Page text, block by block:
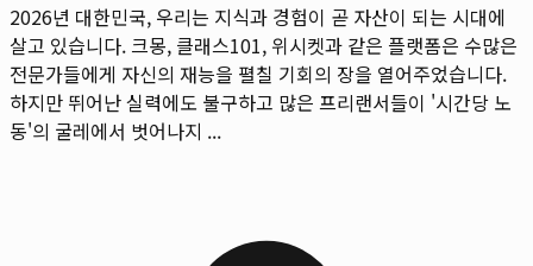
2026년 대한민국, 우리는 지식과 경험이 곧 자산이 되는 시대에
살고 있습니다. 크몽, 클래스101, 위시켓과 같은 플랫폼은 수많은
전문가들에게 자신의 재능을 펼칠 기회의 장을 열어주었습니다.
하지만 뛰어난 실력에도 불구하고 많은 프리랜서들이 '시간당 노
동'의 굴레에서 벗어나지 ...